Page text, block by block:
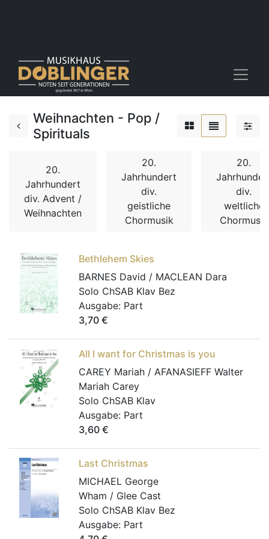
Weihnachten - Pop /
Spirituals
20.
Jahrhundert
div. Advent /
Weihnachten
20.
Jahrhundert
div.
geistliche
Chormusik
20.
div.
weltliche
Chormusik
Bethlehem Skies
BARNES David / MACLEAN Dara
Solo ChSAB Klav Bez
Ausgabe: Part
3,70 €
All I want for Christmas is you
CAREY Mariah / AFANASIEFF Walter
Mariah Carey
Solo ChSAB Klav
Ausgabe: Part
3,60 €
Last Christmas
MICHAEL George
Wham / Glee Cast
Solo ChSAB Klav Bez
Ausgabe: Part